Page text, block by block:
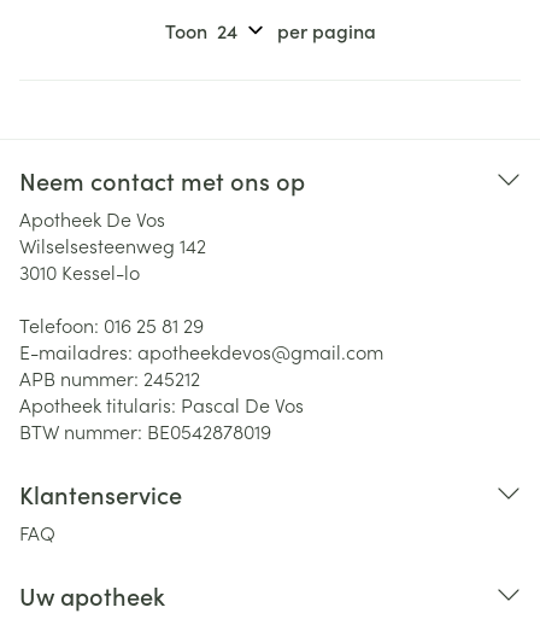
Toon per pagina
Neem contact met ons op
Apotheek De Vos
Wilselsesteenweg 142
3010 Kessel-lo
Telefoon: 016 25 81 29
E-mailadres: apotheekdevos@gmail.com
APB nummer: 245212
Apotheek titularis: Pascal De Vos
BTW nummer: BE0542878019
Klantenservice
FAQ
Uw apotheek